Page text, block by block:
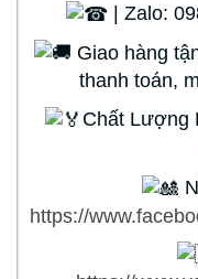
| Zalo:
Giao hàng
thanh toán,
Chất Lượng
https://